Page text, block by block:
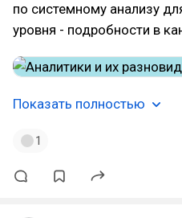
по системному анализу
уровня - подробности в
Показать полностью
1